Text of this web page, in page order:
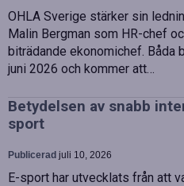
OHLA Sverige stärker sin
Malin Bergman som HR-chef
biträdande ekonomichef. Båda
juni 2026 och kommer att…
Betydelsen av snabb
sport
Publicerad juli 10, 2026
E-sport har utvecklats från att